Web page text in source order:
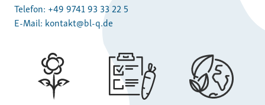
Telefon: +49 9741 93 33 22 5
E-Mail: kontakt@bl-q.de